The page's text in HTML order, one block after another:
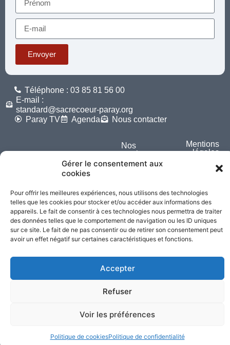
Gérer le consentement aux
cookies
Pour offrir les meilleures expériences, nous utilisons des technologies
telles que les cookies pour stocker et/ou accéder aux informations des
appareils. Le fait de consentir à ces technologies nous permettra de traiter
des données telles que le comportement de navigation ou les ID uniques
sur ce site. Le fait de ne pas consentir ou de retirer son consentement peut
avoir un effet négatif sur certaines caractéristiques et fonctions.
Accepter
Refuser
Voir les préférences
Politique de cookiesPolitique de confidentialité
Envoyer
Téléphone : 03 85 81 56 00
E-mail :
standard@sacrecoeur-paray.org
Paray TV
Agenda Nous contacter
Nos
partenaires
Mentions
légales